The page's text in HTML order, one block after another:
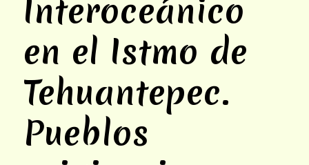
Interoceánico
en el Istmo de
Tehuantepec.
Pueblos